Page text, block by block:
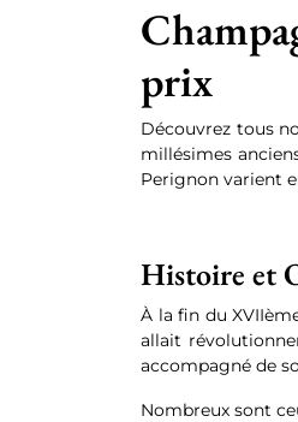
prix
Découvrez tous
millésimes
Perignon varient
Histoire et
À la fin du
allait
accompagné de
Nombreux sont